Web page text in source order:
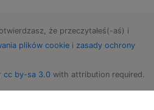
że przeczytałeś(-aś) i
plików cookie i zasady ochrony
cc by-sa 3.0 with attribution required.